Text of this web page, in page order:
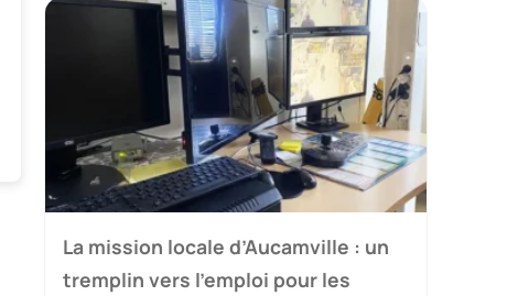
La mission locale d’Aucamville : un
tremplin vers l’emploi pour les